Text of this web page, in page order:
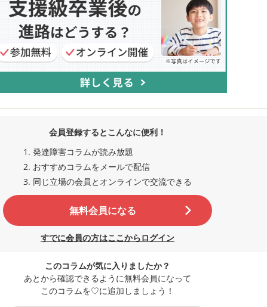
会員登録するとこんなに便利！
発達障害コラムが読み放題
おすすめコラムをメールで配信
同じ立場の会員とオンラインで交流できる
無料会員になる
すでに会員の方はここからログイン
このコラムが気に入りましたか？
あとから確認できるように無料会員になって
このコラムを♡に追加しましょう！